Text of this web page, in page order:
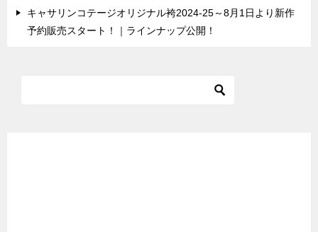
キャサリンコテージオリジナル袴2024-25～8月1日より新作
予約販売スタート！｜ラインナップ公開！